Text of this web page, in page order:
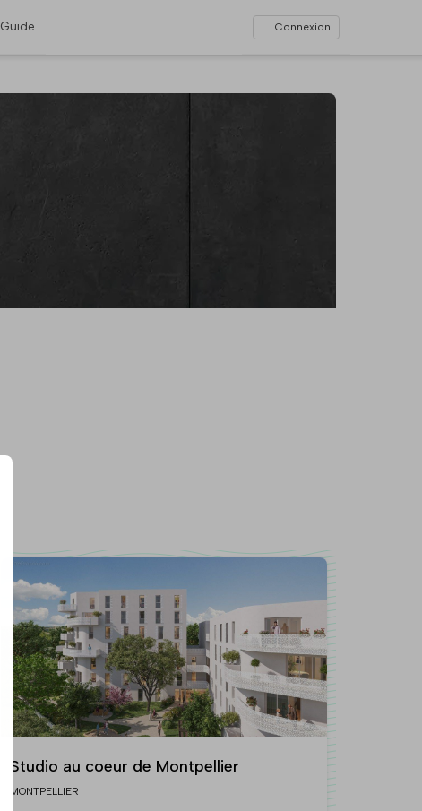
Guide Connexion
Studio au coeur de Montpellier
MONTPELLIER